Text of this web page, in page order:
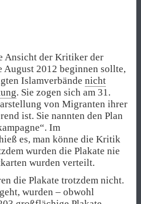
Ansicht der Kritiker der
August 2012 beginnen sollte,
Islamverbände nicht
. Sie zogen sich am 31.
von Migranten ihrer
ist. Sie nannten den Plan
Im
es, man könne die Kritik
wurden die Plakate nie
wurden verteilt.
die Plakate trotzdem nicht.
wurden – obwohl